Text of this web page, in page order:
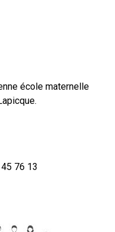
école maternelle
76 13